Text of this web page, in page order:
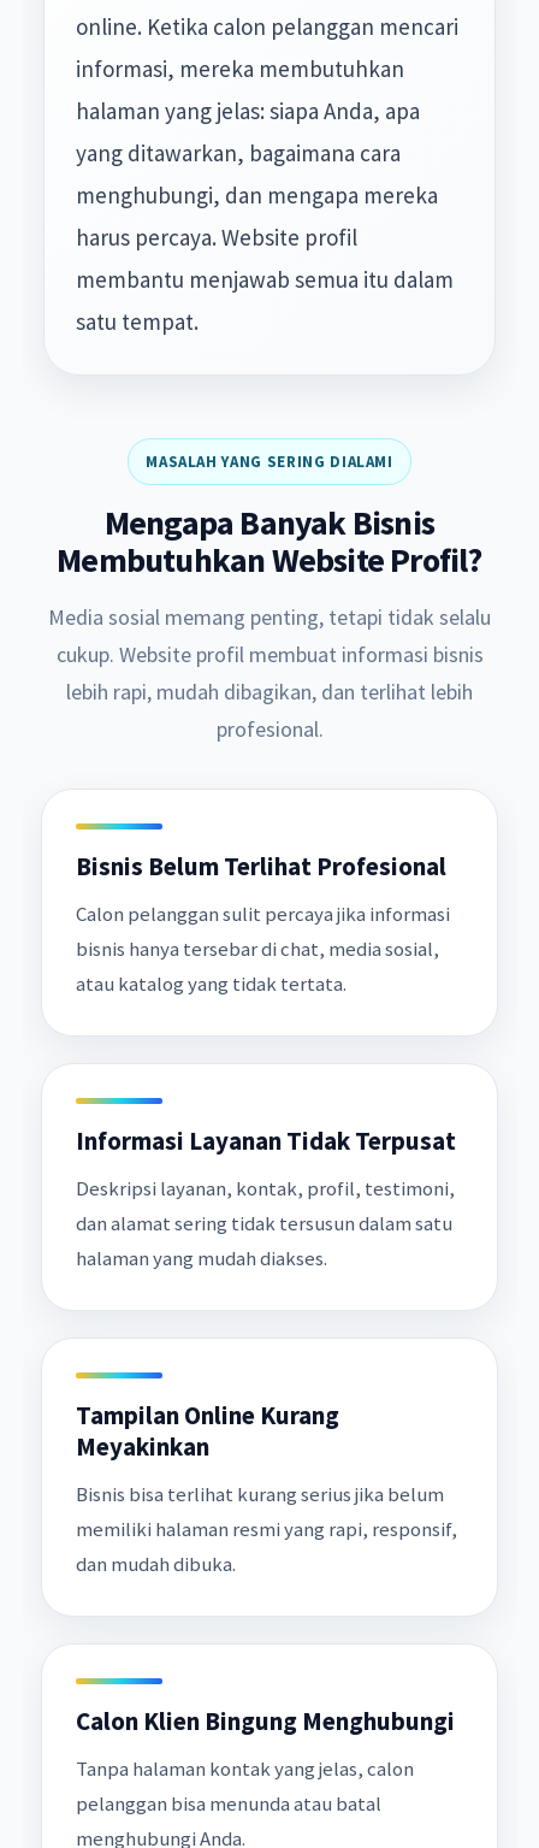
online. Ketika calon pelanggan mencari
informasi, mereka membutuhkan
halaman yang jelas: siapa Anda, apa
yang ditawarkan, bagaimana cara
menghubungi, dan mengapa mereka
harus percaya. Website profil
membantu menjawab semua itu dalam
satu tempat.
MASALAH YANG SERING DIALAMI
Mengapa Banyak Bisnis
Membutuhkan Website Profil?
Media sosial memang penting, tetapi tidak selalu
cukup. Website profil membuat informasi bisnis
lebih rapi, mudah dibagikan, dan terlihat lebih
profesional.
Bisnis Belum Terlihat Profesional
Calon pelanggan sulit percaya jika informasi
bisnis hanya tersebar di chat, media sosial,
atau katalog yang tidak tertata.
Informasi Layanan Tidak Terpusat
Deskripsi layanan, kontak, profil, testimoni,
dan alamat sering tidak tersusun dalam satu
halaman yang mudah diakses.
Tampilan Online Kurang
Meyakinkan
Bisnis bisa terlihat kurang serius jika belum
memiliki halaman resmi yang rapi, responsif,
dan mudah dibuka.
Calon Klien Bingung Menghubungi
Tanpa halaman kontak yang jelas, calon
pelanggan bisa menunda atau batal
menghubungi Anda.